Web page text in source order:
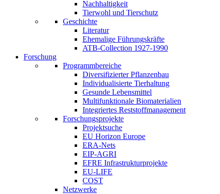
Nachhaltigkeit
Tierwohl und Tierschutz
Geschichte
Literatur
Ehemalige Führungskräfte
ATB-Collection 1927-1990
Forschung
Programmbereiche
Diversifizierter Pflanzenbau
Individualisierte Tierhaltung
Gesunde Lebensmittel
Multifunktionale Biomaterialien
Integriertes Reststoffmanagement
Forschungsprojekte
Projektsuche
EU Horizon Europe
ERA-Nets
EIP-AGRI
EFRE Infrastrukturprojekte
EU-LIFE
COST
Netzwerke